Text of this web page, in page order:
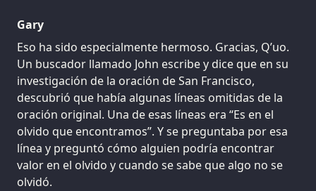
Gary
Eso ha sido especialmente hermoso. Gracias, Q’uo.
Un buscador llamado John escribe y dice que en su
investigación de la oración de San Francisco,
descubrió que había algunas líneas omitidas de la
oración original. Una de esas líneas era “Es en el
olvido que encontramos”. Y se preguntaba por esa
línea y preguntó cómo alguien podría encontrar
valor en el olvido y cuando se sabe que algo no se
olvidó.